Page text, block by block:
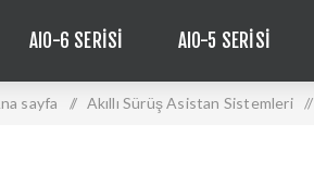
AIO-6 SERISI AIO-5 SERISI
sayfa / Akıllı Sürüş Asistan Sistemleri /